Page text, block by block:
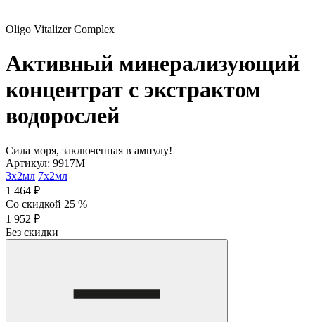
Oligo Vitalizer Complex
Активный минерализующий
концентрат с экстрактом
водорослей
Сила моря, заключенная в ампулу!
Артикул: 9917M
3х2мл 7х2мл
1 464 ₽
Со скидкой 25 %
1 952 ₽
Без скидки